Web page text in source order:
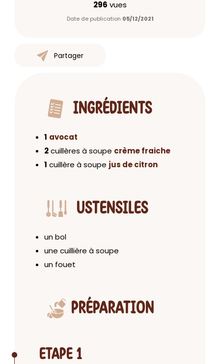
296 vues
Date de publication 05/12/2021
Partager
INGRÉDIENTS
1 avocat
2cuillères à soupe crème fraiche
1 cuillère à soupe jus de citron
USTENSILES
un bol
une cuillière à soupe
un fouet
PRÉPARATION
ETAPE 1